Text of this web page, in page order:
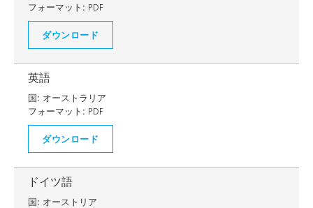
フォーマット: PDF
ダウンロード
英語
国: オーストラリア
フォーマット: PDF
ダウンロード
ドイツ語
国: オーストリア